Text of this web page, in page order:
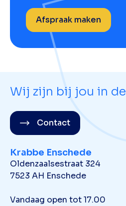
Afspraak maken
Wij zijn bij jou in
Contact
Krabbe Enschede
Oldenzaalsestraat 324
7523 AH Enschede
Vandaag open tot 17.00